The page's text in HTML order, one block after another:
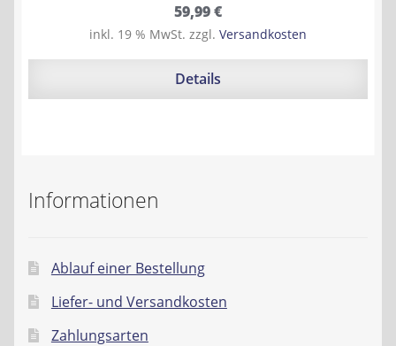
59,99€
inkl. 19 % MwSt. zzgl. Versandkosten
Details
Informationen
Ablauf einer Bestellung
Liefer- und Versandkosten
Zahlungsarten